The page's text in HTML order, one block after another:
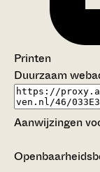
Printen
Duurzaam
Aanwijzingen